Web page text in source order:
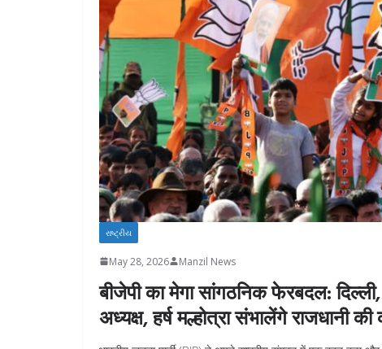
રાષ્ટ્રીય
May 28, 2026 Manzil News
बीजेपी का मेगा सांगठनिक फेरबदल:
अध्यक्ष, हर्ष मल्होत्रा संभालेंगे राजधानी